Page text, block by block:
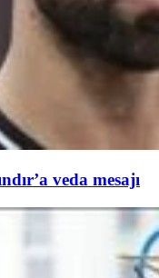
veda mesajı